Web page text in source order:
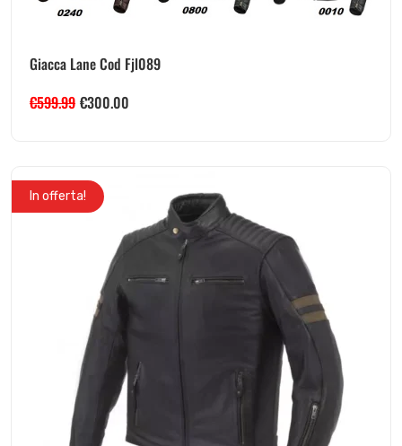
Giacca Lane Cod Fjl089
€599.99 €300.00
In offerta!